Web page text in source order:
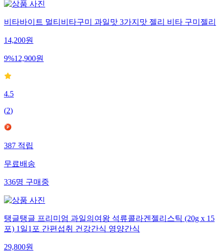
비타바이트 멀티비타구미 과일맛 3가지맛 젤리 비타 구미젤리
14,200원
9%12,900원
4.5
(2)
387 적립
무료배송
336명 구매중
탱글탱글 프리미엄 과일의여왕 석류콜라겐젤리스틱 (20g x 15
포) 1일1포 간편섭취 건강간식 영양간식
29,800원